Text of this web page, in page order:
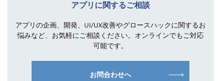
アプリに関するご相談
アプリの企画、開発、UI/UX改善やグロースハックに関するお
悩みなど、お気軽にご相談 ください。オンラインでもご対応
可能です。
お問合わせへ